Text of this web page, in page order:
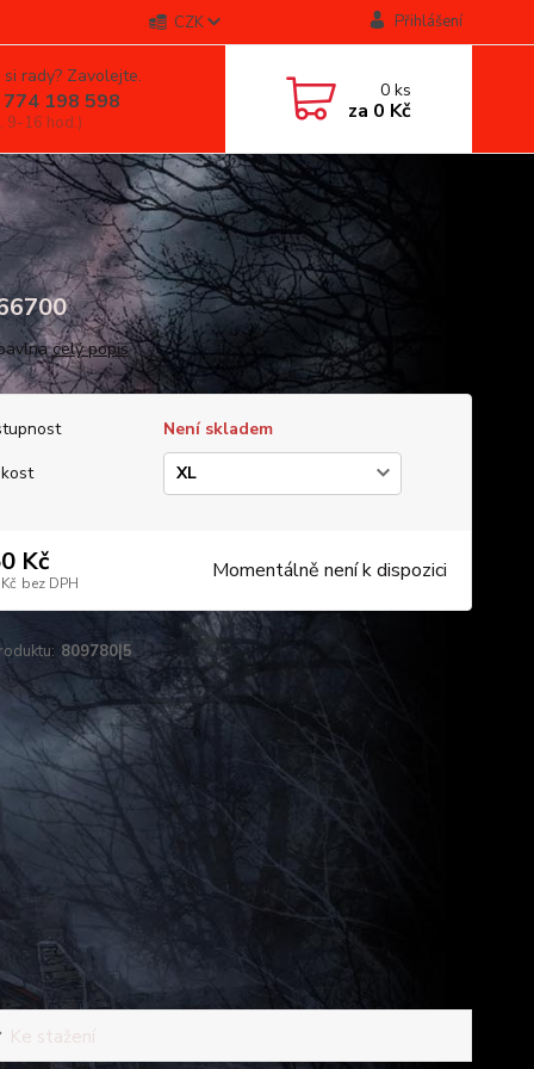
CZK Přihlášení
rady? Zavolejte.
198 598
9-16 hod.)
0ks
za 0 Kč
celý popis
Není skladem
Kč
bez DPH Momentálně není k dispozici
809780|5
Ke stažení